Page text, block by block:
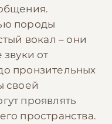
породы
вокал – они
звуки от
пронзительных
своей
проявлять
пространства.